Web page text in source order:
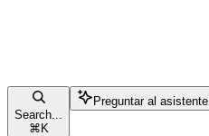
Search...
⌘ K
Preguntar al asistente